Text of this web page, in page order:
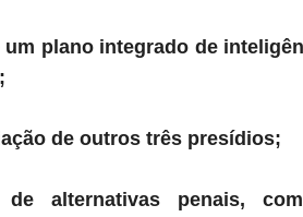
um plano integrado de
de outros três presídios;
de alternativas penais,